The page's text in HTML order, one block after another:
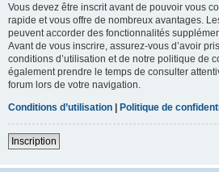
Vous devez être inscrit avant de pouvoir vous
rapide et vous offre de nombreux avantages.
peuvent accorder des fonctionnalités
Avant de vous inscrire, assurez-vous d’avoir
conditions d’utilisation et de notre politique de
également prendre le temps de consulter
forum lors de votre navigation.
Conditions d’utilisation | Politique de
Inscription